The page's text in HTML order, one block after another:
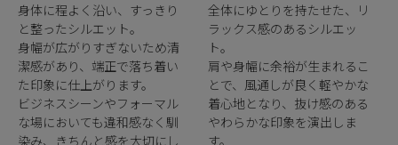
身体に程よく沿い、すっきり
と整ったシルエット。
身幅が広がりすぎないため清
潔感があり、端正で落ち着い
た印象に仕上がります。
ビジネスシーンやフォーマル
な場においても違和感なく馴
染み、きちんと感を大切にし
全体にゆとりを持たせた、リ
ラックス感のあるシルエッ
ト。
肩や身幅に余裕が生まれるこ
とで、風通しが良く軽やかな
着心地となり、抜け感のある
やわらかな印象を演出しま
す。